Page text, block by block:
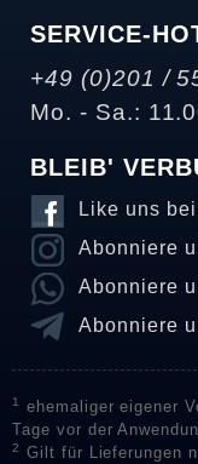
SERVICE-
+49 (0)201 /
Mo. - Sa.:
BLEIB'
Like uns
Abonniere
Abonniere
Abonniere
1
ehemaliger eigener
Tage vor der
2
Gilt für Lieferungen